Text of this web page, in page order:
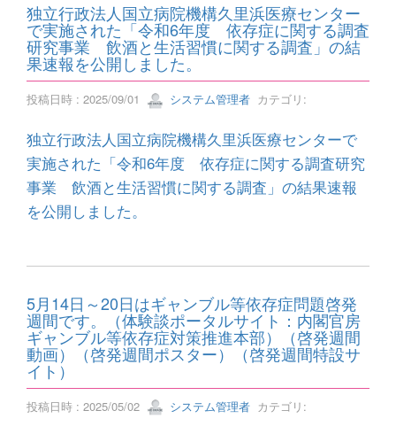
独立行政法人国立病院機構久里浜医療センター
で実施された「令和6年度 依存症に関する調査
研究事業 飲酒と生活習慣に関する調査」の結
果速報を公開しました。
投稿日時 : 2025/09/01 システム管理者 カテゴリ:
独立行政法人国立病院機構久里浜医療センターで
実施された「令和6年度 依存症に関する調査研究
事業 飲酒と生活習慣に関する調査」の結果速報
を公開しました。
5月14日～20日はギャンブル等依存症問題啓発
週間です。（体験談ポータルサイト：内閣官房
ギャンブル等依存症対策推進本部）（啓発週間
動画）（啓発週間ポスター）（啓発週間特設サ
イト）
投稿日時 : 2025/05/02 システム管理者 カテゴリ: